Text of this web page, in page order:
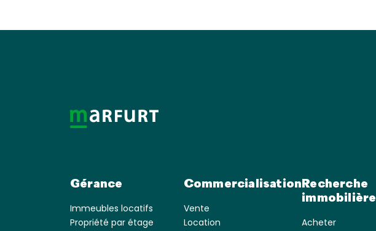
Gérance
Immeubles locatifs
Propriété par étage
Commercialisation
Vente
Location
Recherche
immobilière
Acheter